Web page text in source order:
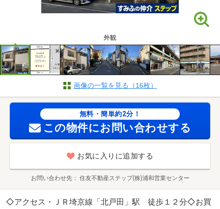
外観
画像の一覧を見る（16枚）
無料・簡単約2分！
この物件にお問い合わせする
お気に入りに追加する
お問い合わせ先 住友不動産ステップ(株)浦和営業センター
◇アクセス・ＪＲ埼京線「北戸田」駅 徒歩１２分◇お買